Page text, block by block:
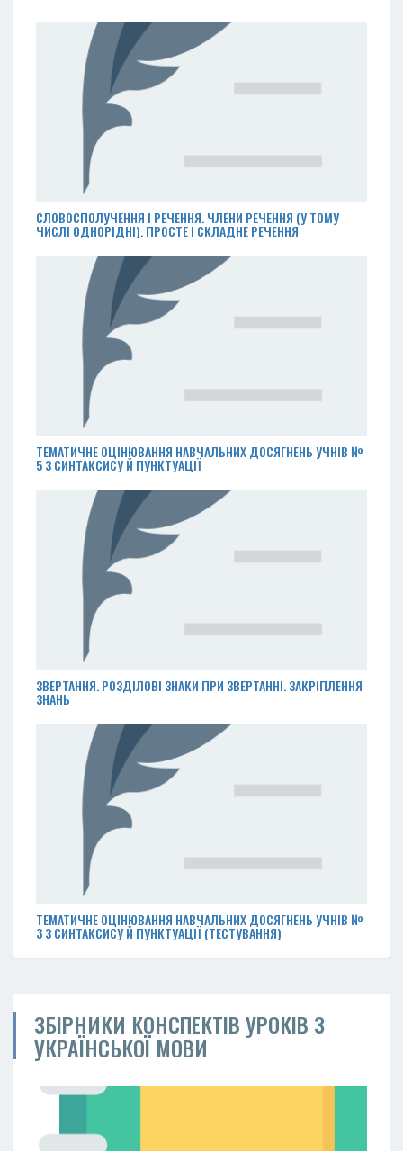
СЛОВОСПОЛУЧЕННЯ І РЕЧЕННЯ. ЧЛЕНИ РЕЧЕННЯ (У ТОМУ
ЧИСЛІ ОДНОРІДНІ). ПРОСТЕ І СКЛАДНЕ РЕЧЕННЯ
ТЕМАТИЧНЕ ОЦІНЮВАННЯ НАВЧАЛЬНИХ ДОСЯГНЕНЬ УЧНІВ №
5 З СИНТАКСИСУ Й ПУНКТУАЦІЇ
ЗВЕРТАННЯ. РОЗДІЛОВІ ЗНАКИ ПРИ ЗВЕРТАННІ. ЗАКРІПЛЕННЯ
ЗНАНЬ
ТЕМАТИЧНЕ ОЦІНЮВАННЯ НАВЧАЛЬНИХ ДОСЯГНЕНЬ УЧНІВ №
3 З СИНТАКСИСУ Й ПУНКТУАЦІЇ (ТЕСТУВАННЯ)
ЗБІРНИКИ КОНСПЕКТІВ УРОКІВ З
УКРАЇНСЬКОЇ МОВИ